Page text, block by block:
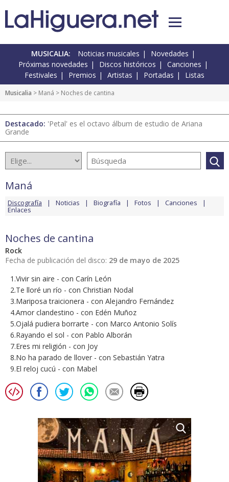
MUSICALIA: Noticias musicales
Novedades
Próximas novedades
Discos históricos
Canciones
Festivales
Premios Artistas Portadas Listas
Musicalia > Maná > Noches de cantina
Destacado: 'Petal' es el octavo álbum de estudio de Ariana
Grande
Maná
Discografía Noticias Biografía Fotos Canciones
Enlaces
Noches de cantina
Rock
Fecha de publicación del disco: 29 de mayo de 2025
1.Vivir sin aire - con Carín León
2.Te lloré un río - con Christian Nodal
3.Mariposa traicionera - con Alejandro Fernández
4.Amor clandestino - con Edén Muñoz
5.Ojalá pudiera borrarte - con Marco Antonio Solís
6.Rayando el sol - con Pablo Alborán
7.Eres mi religión - con Joy
8.No ha parado de llover - con Sebastián Yatra
9.El reloj cucú - con Mabel